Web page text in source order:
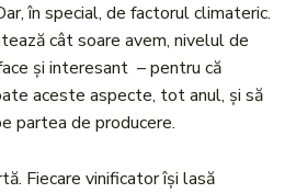
în special, de factorul climateric.
cât soare avem, nivelul de
și interesant – pentru că
aceste aspecte, tot anul, și să
partea de producere.
Fiecare vinificator își lasă